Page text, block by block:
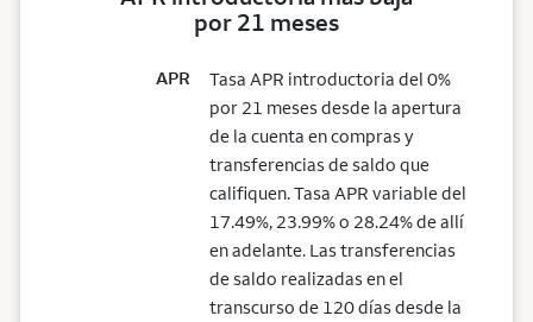
por 21 meses
APR
Tasa APR introductoria del 0%
por 21 meses desde la apertura
de la cuenta en compras y
transferencias de saldo que
califiquen. Tasa APR variable del
17.49%, 23.99% o 28.24% de allí
en adelante. Las transferencias
de saldo realizadas en el
transcurso de 120 días desde la